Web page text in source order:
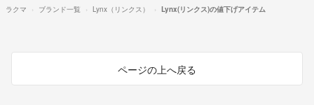
ラクマ ブランド一覧 Lynx（リンクス） Lynx(リンクス)の値下げアイテム
ページの上へ戻る